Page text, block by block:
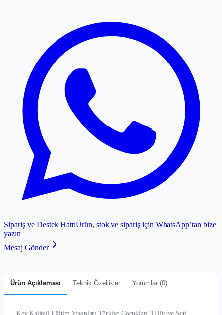
Sipariş ve Destek HattıÜrün, stok ve sipariş için WhatsApp’tan bize
yazın
Mesaj Gönder
Ürün Açıklaması Teknik Özellikler Yorumlar (0)
Key Kaliteli Eğitim Yayınları Türkiye Çocukları 3 Hikaye Seti